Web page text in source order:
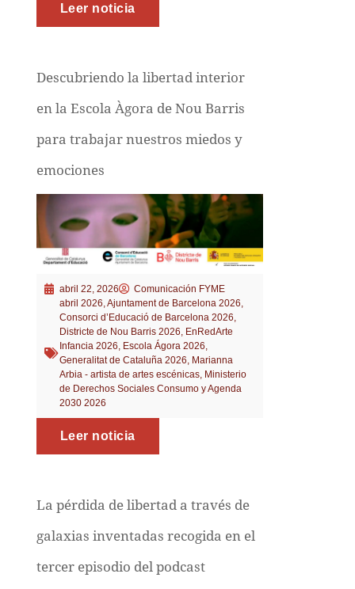
Leer noticia
Descubriendo la libertad interior
en la Escola Àgora de Nou Barris
para trabajar nuestros miedos y
emociones
abril 22, 2026
Comunicación FYME
abril 2026,Ajuntament de Barcelona 2026,
Consorci d’Educació de Barcelona 2026,
Districte de Nou Barris 2026, EnRedArte
Infancia 2026, Escola Ágora 2026,
Generalitat de Cataluña 2026, Marianna
Arbia - artista de artes escénicas, Ministerio
de Derechos Sociales Consumo y Agenda
2030 2026
Leer noticia
La pérdida de libertad a través de
galaxias inventadas recogida en el
tercer episodio del podcast